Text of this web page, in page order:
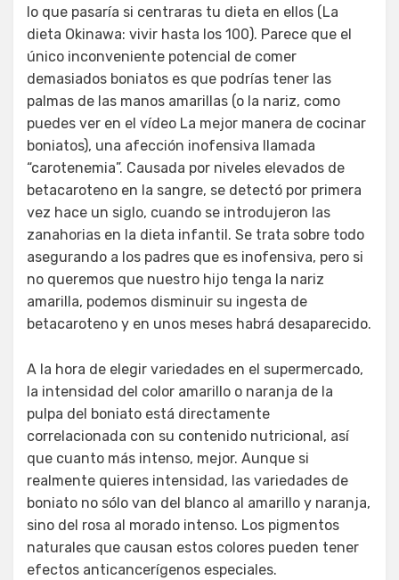
lo que pasaría si centraras tu dieta en ellos (La
dieta Okinawa: vivir hasta los 100). Parece que el
único inconveniente potencial de comer
demasiados boniatos es que podrías tener las
palmas de las manos amarillas (o la nariz, como
puedes ver en el vídeo La mejor manera de cocinar
boniatos), una afección inofensiva llamada
“carotenemia”. Causada por niveles elevados de
betacaroteno en la sangre, se detectó por primera
vez hace un siglo, cuando se introdujeron las
zanahorias en la dieta infantil. Se trata sobre todo
asegurando a los padres que es inofensiva, pero si
no queremos que nuestro hijo tenga la nariz
amarilla, podemos disminuir su ingesta de
betacaroteno y en unos meses habrá desaparecido.
A la hora de elegir variedades en el supermercado,
la intensidad del color amarillo o naranja de la
pulpa del boniato está directamente
correlacionada con su contenido nutricional, así
que cuanto más intenso, mejor. Aunque si
realmente quieres intensidad, las variedades de
boniato no sólo van del blanco al amarillo y naranja,
sino del rosa al morado intenso. Los pigmentos
naturales que causan estos colores pueden tener
efectos anticancerígenos especiales.